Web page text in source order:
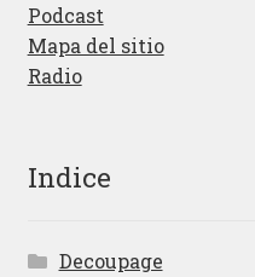
Podcast
Mapa del sitio
Radio
Indice
Decoupage